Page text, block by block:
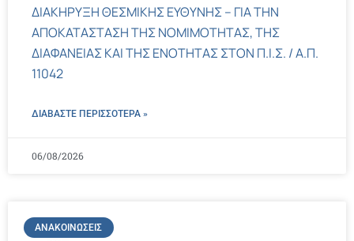
ΔΙΑΚΗΡΥΞΗ ΘΕΣΜΙΚΗΣ ΕΥΘΥΝΗΣ – ΓΙΑ ΤΗΝ
ΑΠΟΚΑΤΑΣΤΑΣΗ ΤΗΣ ΝΟΜΙΜΟΤΗΤΑΣ, ΤΗΣ
ΔΙΑΦΑΝΕΙΑΣ ΚΑΙ ΤΗΣ ΕΝΟΤΗΤΑΣ ΣΤΟΝ Π.Ι.Σ. / Α.Π.
11042
ΔΙΑΒΑΣΤΕ ΠΕΡΙΣΣΌΤΕΡΑ »
06/08/2026
ΑΝΑΚΟΙΝΏΣΕΙΣ